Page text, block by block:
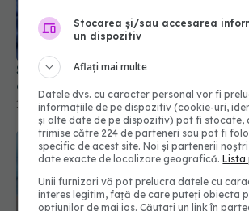
Studiu NIH: Testele de laborator,
diagnosticul de long-COVID
15 aug 2024, 18:22
Stocarea și/sau accesarea
un dispozitiv
Aflați mai multe
Datele dvs. cu caracter personal vor fi
informațiile de pe dispozitiv (cookie-uri,
și alte date de pe dispozitiv) pot fi stocate,
trimise către 224 de parteneri sau pot fi
specific de acest site. Noi și partenerii
date exacte de localizare geografică.Lista
Unii furnizori vă pot prelucra datele cu
interes legitim, față de care puteți obiecta
opțiunilor de mai jos. Căutați un link în